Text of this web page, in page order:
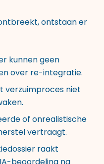
ontstaan er
kunnen geen
over re-integratie.
verzuimproces niet
of onrealistische
vertraagt.
raakt